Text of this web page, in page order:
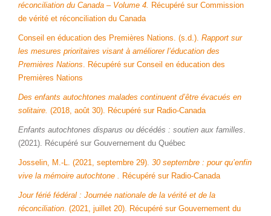
réconciliation du Canada – Volume 4. Récupéré sur Commission
de vérité et réconciliation du Canada
Conseil en éducation des Premières Nations. (s.d.). Rapport sur
les mesures prioritaires visant à améliorer l’éducation des
Premières Nations. Récupéré sur Conseil en éducation des
Premières Nations
Des enfants autochtones malades continuent d’être évacués en
solitaire. (2018, août 30). Récupéré sur Radio-Canada
Enfants autochtones disparus ou décédés : soutien aux familles.
(2021). Récupéré sur Gouvernement du Québec
Josselin, M.-L. (2021, septembre 29). 30 septembre : pour qu’enfin
vive la mémoire autochtone . Récupéré sur Radio-Canada
Jour férié fédéral : Journée nationale de la vérité et de la
réconciliation. (2021, juillet 20). Récupéré sur Gouvernement du